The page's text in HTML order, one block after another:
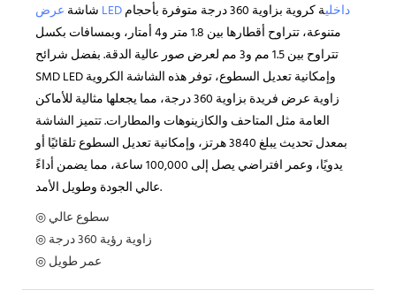
شاشة عرض LED داخلي
ة كروية بزاوية 360 درجة متوفرة بأحجام
متنوعة، تتراوح أقطارها بين 1.8 متر و4 أمتار، وبمسافات بكسل
تتراوح بين 1.5 مم و3 مم لعرض صور عالية الدقة. بفضل شرائح
SMD LED وإمكانية تعديل السطوع، توفر هذه الشاشة الكروية
زاوية عرض فريدة بزاوية 360 درجة، مما يجعلها مثالية للأماكن
العامة مثل المتاحف والكازينوهات والمطارات. تتميز الشاشة
بمعدل تحديث يبلغ 3840 هرتز، وإمكانية تعديل السطوع تلقائيًا أو
يدويًا، وعمر افتراضي يصل إلى 100,000 ساعة، مما يضمن أداءً
عالي الجودة وطويل الأمد.
◎ سطوع عالي
◎ زاوية رؤية 360 درجة
◎ عمر طويل